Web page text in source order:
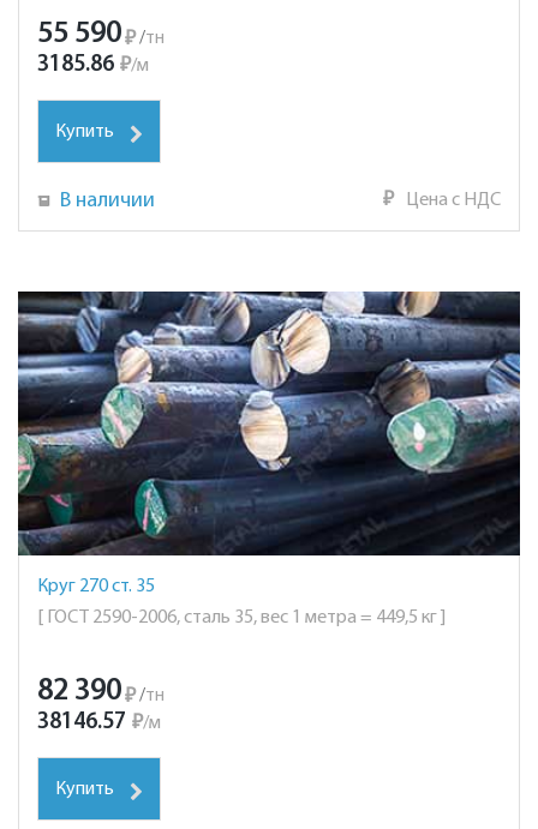
55 590₽ /тн
3185.86 ₽/м
Купить
В наличии ₽ Цена с НДС
Круг 270 ст. 35
[ ГОСТ 2590-2006, сталь 35, вес 1 метра = 449,5 кг ]
82 390₽ /тн
38146.57 ₽/м
Купить